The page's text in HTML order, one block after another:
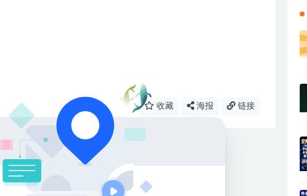
收藏 海报 链接